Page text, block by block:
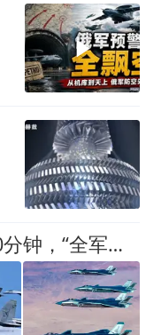
一个大队的歼20战机，20分钟，“全军覆灭”，有多大问题？